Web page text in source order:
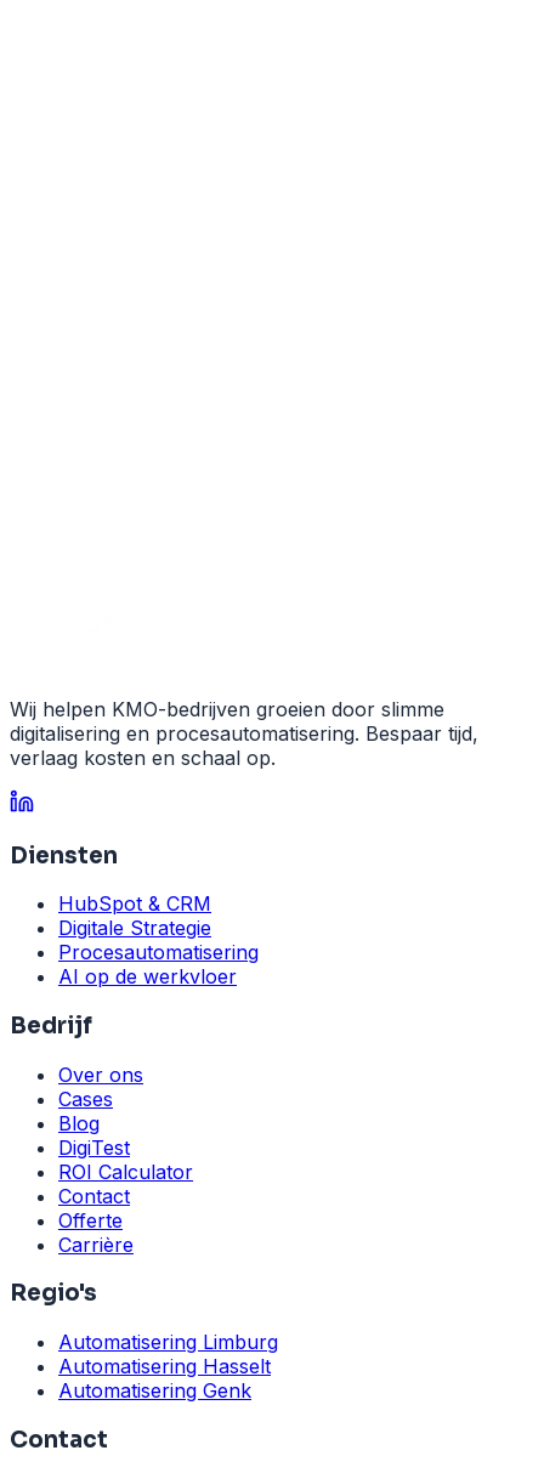
Wij helpen KMO-bedrijven groeien door slimme
digitalisering en procesautomatisering. Bespaar tijd,
verlaag kosten en schaal op.
Diensten
HubSpot & CRM
Digitale Strategie
Procesautomatisering
AI op de werkvloer
Bedrijf
Over ons
Cases
Blog
DigiTest
ROI Calculator
Contact
Offerte
Carrière
Regio's
Automatisering Limburg
Automatisering Hasselt
Automatisering Genk
Contact